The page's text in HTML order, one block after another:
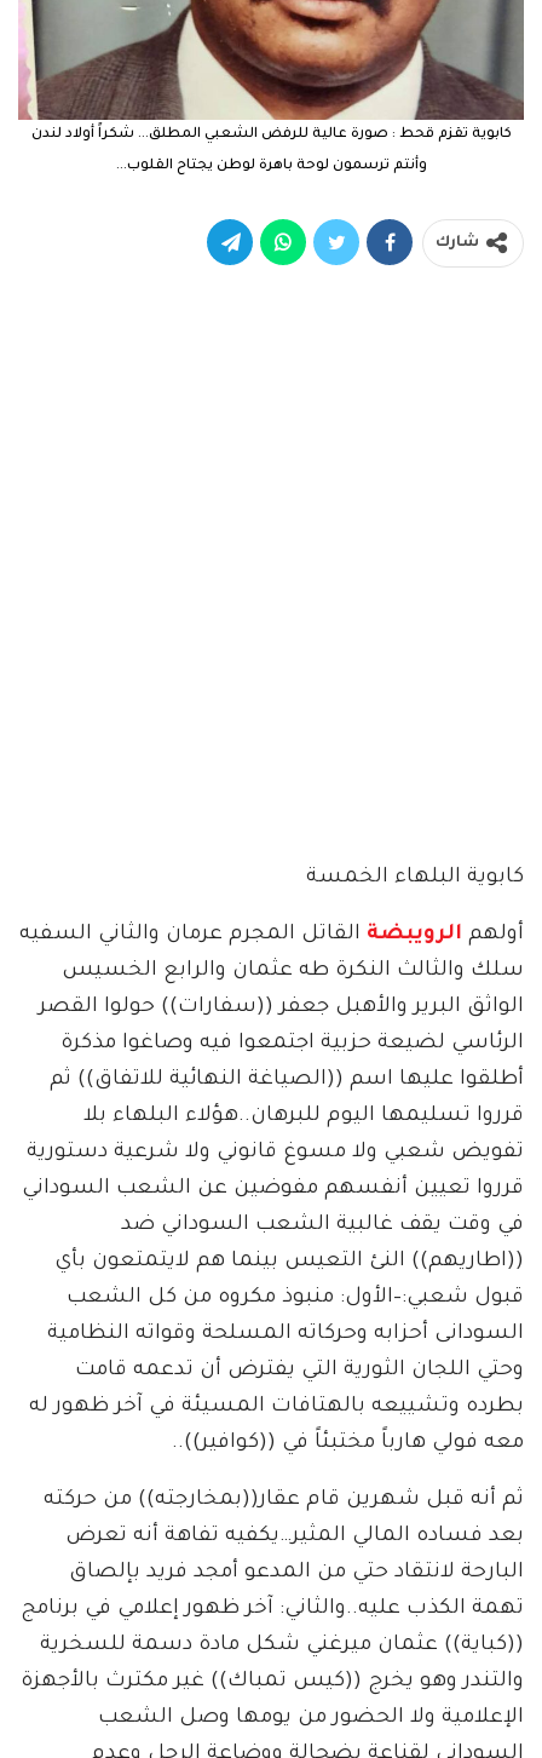
كابوية تقزم قحط : صورة عالية للرفض الشعبي المطلق… شكراً أولاد لندن
وأنتم ترسمون لوحة باهرة لوطن يجتاح القلوب…
شارك
كابوية البلهاء الخمسة
أولهم الرويبضة القاتل المجرم عرمان والثاني السفيه
سلك والثالث النكرة طه عثمان والرابع الخسيس
الواثق البرير والأهبل جعفر ((سفارات)) حولوا القصر
الرئاسي لضيعة حزبية اجتمعوا فيه وصاغوا مذكرة
أطلقوا عليها اسم ((الصياغة النهائية للاتفاق)) ثم
قرروا تسليمها اليوم للبرهان..هؤلاء البلهاء بلا
تفويض شعبي ولا مسوغ قانوني ولا شرعية دستورية
قرروا تعيين أنفسهم مفوضين عن الشعب السوداني
في وقت يقف غالبية الشعب السوداني ضد
((اطاريهم)) النئ التعيس بينما هم لايتمتعون بأي
قبول شعبي:–الأول: منبوذ مكروه من كل الشعب
السودانى أحزابه وحركاته المسلحة وقواته النظامية
وحتي اللجان الثورية التي يفترض أن تدعمه قامت
بطرده وتشييعه بالهتافات المسيئة في آخر ظهور له
معه فولي هارباً مختبئاً في ((كوافير))..
ثم أنه قبل شهرين قام عقار((بمخارجته)) من حركته
بعد فساده المالي المثير…يكفيه تفاهة أنه تعرض
البارحة لانتقاد حتي من المدعو أمجد فريد بإلصاق
تهمة الكذب عليه..والثاني: آخر ظهور إعلامي في برنامج
((كباية)) عثمان ميرغني شكل مادة دسمة للسخرية
والتندر وهو يخرج ((كيس تمباك)) غير مكترث بالأجهزة
الإعلامية ولا الحضور من يومها وصل الشعب